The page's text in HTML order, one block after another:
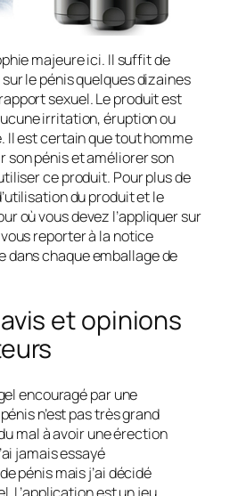
majeure ici. Il suffit de
le pénis quelques dizaines
sexuel. Le produit est
irritation, éruption ou
Il est certain que tout homme
son pénis et améliorer son
ce produit. Pour plus de
du produit et le
où vous devez l’appliquer sur
reporter à la notice
dans chaque emballage de
et opinions
encouragé par une
n’est pas très grand
mal à avoir une érection
jamais essayé
pénis mais j’ai décidé
L’application est un jeu